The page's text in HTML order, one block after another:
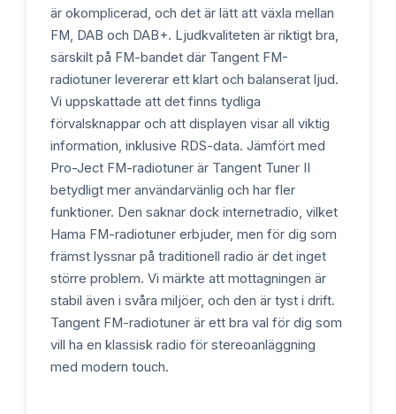
är okomplicerad, och det är lätt att växla mellan
FM, DAB och DAB+. Ljudkvaliteten är riktigt bra,
särskilt på FM-bandet där Tangent FM-
radiotuner levererar ett klart och balanserat ljud.
Vi uppskattade att det finns tydliga
förvalsknappar och att displayen visar all viktig
information, inklusive RDS-data. Jämfört med
Pro-Ject FM-radiotuner är Tangent Tuner II
betydligt mer användarvänlig och har fler
funktioner. Den saknar dock internetradio, vilket
Hama FM-radiotuner erbjuder, men för dig som
främst lyssnar på traditionell radio är det inget
större problem. Vi märkte att mottagningen är
stabil även i svåra miljöer, och den är tyst i drift.
Tangent FM-radiotuner är ett bra val för dig som
vill ha en klassisk radio för stereoanläggning
med modern touch.